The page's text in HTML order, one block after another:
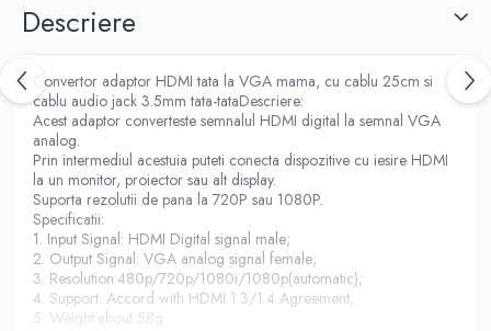
Descriere
Convertor adaptor HDMI tata la VGA mama, cu cablu 25cm si
cablu audio jack 3.5mm tata-tataDescriere:
Acest adaptor converteste semnalul HDMI digital la semnal VGA
analog.
Prin intermediul acestuia puteti conecta dispozitive cu iesire HDMI
la un monitor, proiector sau alt display.
Suporta rezolutii de pana la 720P sau 1080P.
Specificatii:
1. Input Signal: HDMI Digital signal male;
2. Output Signal: VGA analog signal female;
3. Resolution:480p/720p/1080i/1080p(automatic);
4. Support: Accord with HDMI 1.3/1.4 Agreement;
5. Weight:about 58g